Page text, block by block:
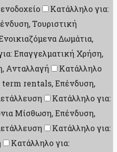
Κατάλληλο για:
Τουριστική
Δωμάτια,
Επαγγελματική Χρήση,
Ανταλλαγή
Κατάλληλο
term rentals, Επένδυση,
Κατάλληλο για:
Μίσθωση, Επένδυση,
Κατάλληλο για:
Κατάλληλο για: